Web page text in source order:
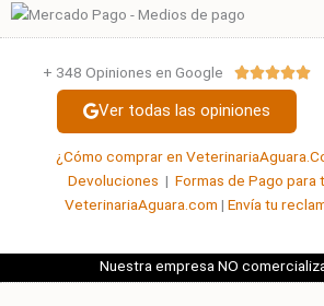
+ 348 Opiniones en Google 
Ver todas las opiniones
¿Cómo comprar en
Devoluciones | Formas de Pago para
VeterinariaAguara.com | Envía tu
Nuestra empresa NO